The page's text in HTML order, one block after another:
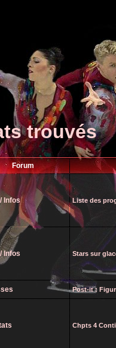
trouvés
Forum
Infos Liste des
Infos Stars sur
Post-it :
Chpts 4